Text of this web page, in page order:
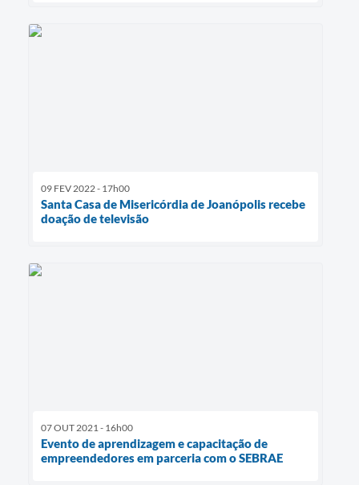
09 FEV 2022 - 17h00
Santa Casa de Misericórdia de Joanópolis recebe
doação de televisão
07 OUT 2021 - 16h00
Evento de aprendizagem e capacitação de
empreendedores em parceria com o SEBRAE